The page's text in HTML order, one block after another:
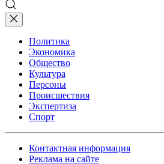
Политика
Экономика
Общество
Культура
Персоны
Происшествия
Экспертиза
Спорт
Контактная информация
Реклама на сайте